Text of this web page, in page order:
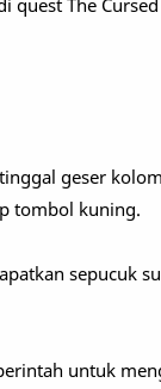
quest The
geser
tombol kuning.
sepucuk
untuk